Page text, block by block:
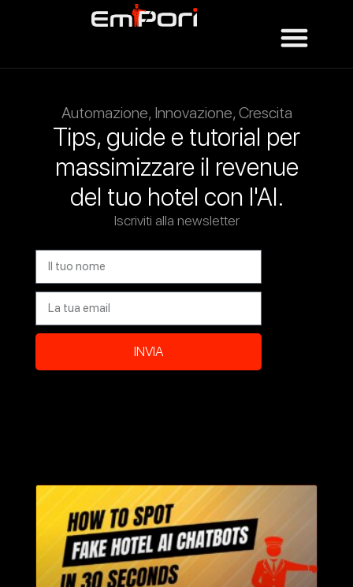
Automazione, Innovazione, Crescita
Tips, guide e tutorial per
massimizzare il revenue
del tuo hotel con l'AI.
Iscriviti alla newsletter
INVIA